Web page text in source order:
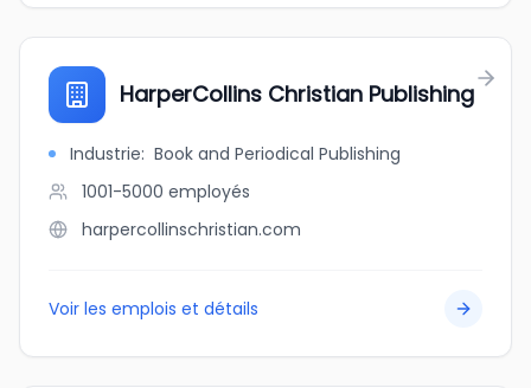
HarperCollins Christian Publishing
Industrie: Book and Periodical Publishing
1001-5000 employés
harpercollinschristian.com
Voir les emplois et détails